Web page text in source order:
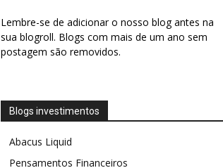
Lembre-se de adicionar o nosso blog antes na
sua blogroll. Blogs com mais de um ano sem
postagem são removidos.
Blogs investimentos
Abacus Liquid
Pensamentos Financeiros